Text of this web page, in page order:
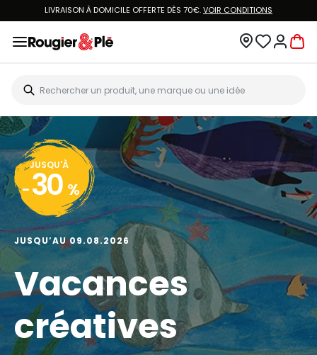
LIVRAISON À DOMICILE OFFERTE DÈS 70€.VOIR CONDITIONS
JUSQU'À
- 30 %
JUSQU’AU 09.08.2026
Vacances
créatives